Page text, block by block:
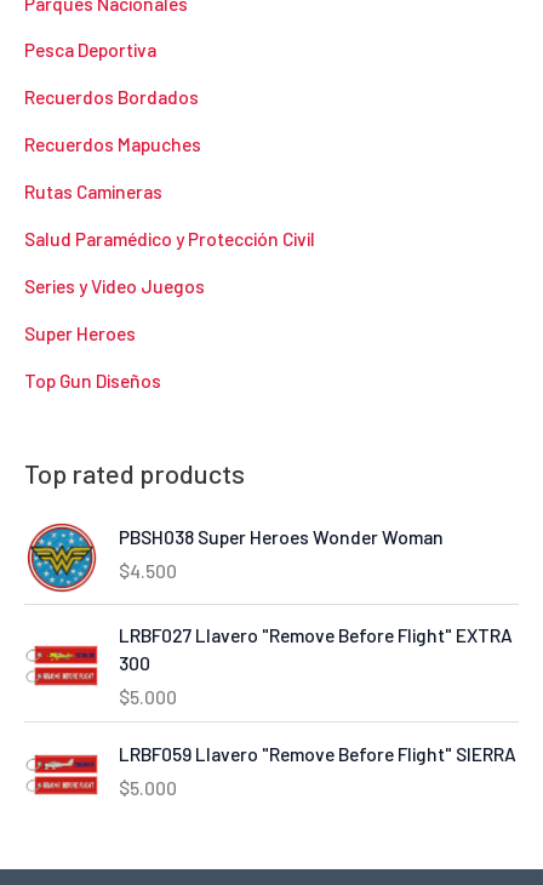
Pesca Deportiva
Recuerdos Bordados
Recuerdos Mapuches
Rutas Camineras
Salud Paramédico y Protección Civil
Series y Video Juegos
Super Heroes
Top Gun Diseños
Top rated products
PBSH038 Super Heroes Wonder Woman
$4.500
LRBF027 Llavero "Remove Before Flight" EXTRA
300
$5.000
LRBF059 Llavero "Remove Before Flight" SIERRA
$5.000